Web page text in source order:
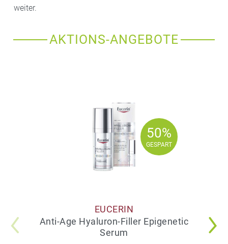
weiter.
AKTIONS-ANGEBOTE
50%
GESPART
50%
GESPART
EUCERIN
Anti-Age Hyaluron-Filler Epigenetic
Serum